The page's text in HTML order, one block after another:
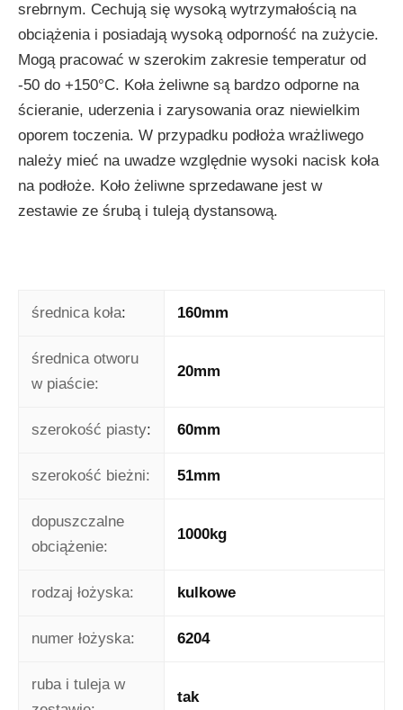
srebrnym. Cechują się wysoką wytrzymałością na
obciążenia i posiadają wysoką odporność na zużycie.
Mogą pracować w szerokim zakresie temperatur od
-50 do +150°C. Koła żeliwne są bardzo odporne na
ścieranie, uderzenia i zarysowania oraz niewielkim
oporem toczenia. W przypadku podłoża wrażliwego
należy mieć na uwadze względnie wysoki nacisk koła
na podłoże. Koło żeliwne sprzedawane jest w
zestawie ze śrubą i tuleją dystansową.
średnica koła: 160mm
średnica otworu
w piaście:
20mm
szerokość piasty: 60mm
szerokość bieżni: 51mm
dopuszczalne
obciążenie:
1000kg
rodzaj łożyska: kulkowe
numer łożyska: 6204
ruba i tuleja w
tak